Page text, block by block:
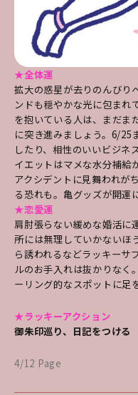
★全体運
拡大の惑星が去りのんびり
ンドも穏やかな光に包まれ
を抱いている人は、まだま
に突き進みましょう。6/
したり、相性のいいビジネ
イエットはマメな水分補給
アクシデントに見舞われが
る恐れも。亀グッズが開運
★恋愛運
肩肘張らない緩めな婚活に
所には無理していかないほ
ら誘われるなどラッキーサ
ルのお手入れは抜かりなく
ーリング的なスポットに足
★ラッキーアクション
御朱印巡り、日記をつける
4/12 Page